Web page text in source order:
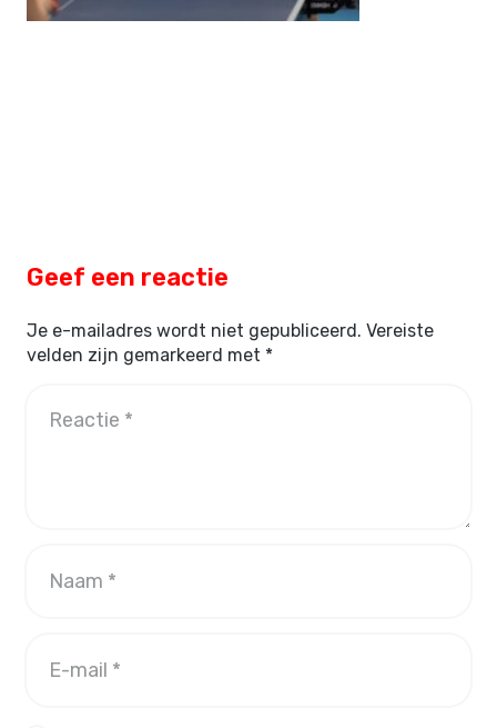
Geef een reactie
Je e-mailadres wordt niet gepubliceerd. Vereiste
velden zijn gemarkeerd met *